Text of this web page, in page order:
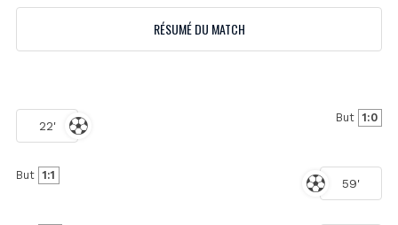
RÉSUMÉ DU MATCH
22'
But 1:0
59'
But 1:1